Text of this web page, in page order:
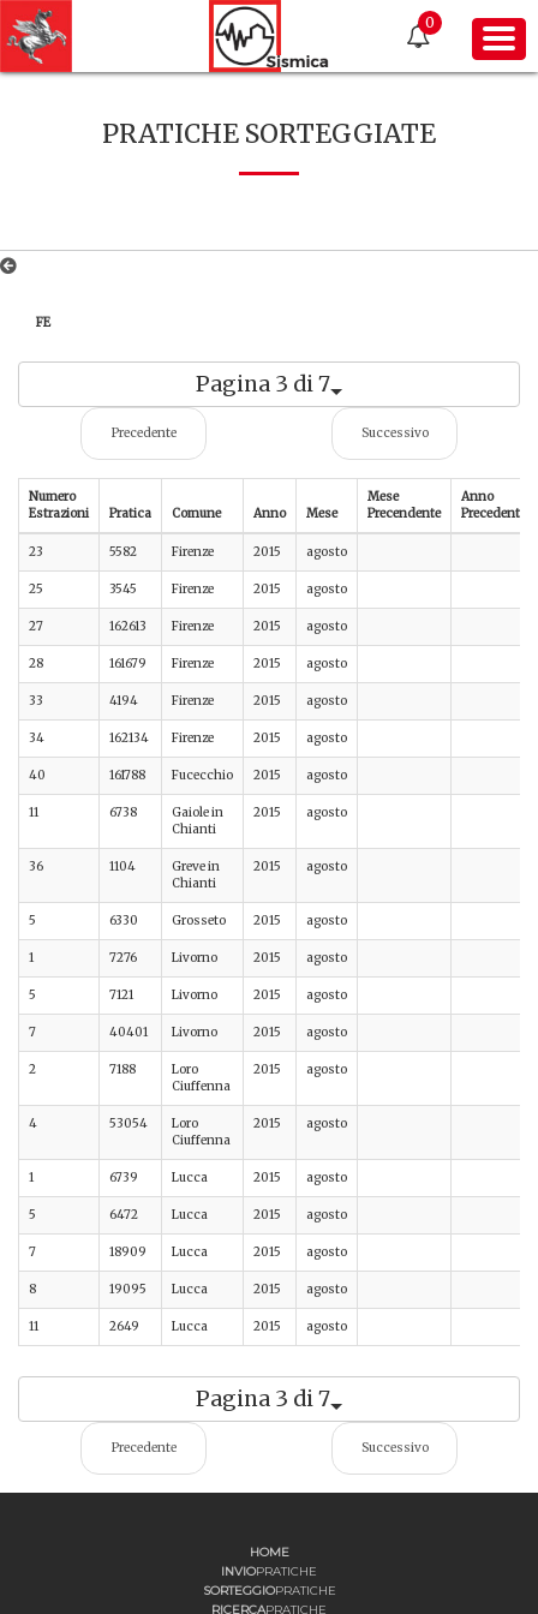
0
PRATICHE SORTEGGIATE
FE
Pagina 3 di 7
Precedente Successivo
Numero
Estrazioni
Pratica Comune Anno Mese
Mese
Precendente
Anno
Precedente
23 5582 Firenze 2015 agosto
25 3545 Firenze 2015 agosto
27 162613 Firenze 2015 agosto
28 161679 Firenze 2015 agosto
33 4194 Firenze 2015 agosto
34 162134 Firenze 2015 agosto
40 161788 Fucecchio 2015 agosto
11 6738
Gaiole in
Chianti
2015 agosto
36 1104
Greve in
Chianti
2015 agosto
5 6330 Grosseto 2015 agosto
1 7276 Livorno 2015 agosto
5 7121 Livorno 2015 agosto
7 40401 Livorno 2015 agosto
2 7188
Loro
Ciuffenna
2015 agosto
4 53054
Loro
Ciuffenna
2015 agosto
1 6739 Lucca 2015 agosto
5 6472 Lucca 2015 agosto
7 18909 Lucca 2015 agosto
8 19095 Lucca 2015 agosto
11 2649 Lucca 2015 agosto
Pagina 3 di 7
Precedente Successivo
HOME
INVIOPRATICHE
SORTEGGIOPRATICHE
RICERCAPRATICHE